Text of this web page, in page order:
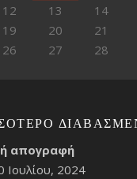
12 13 14
19 20 21
26 27 28
απογραφή
Ιουλίου, 2024